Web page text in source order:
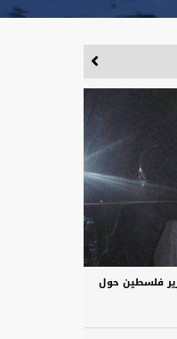
فلسطين حول